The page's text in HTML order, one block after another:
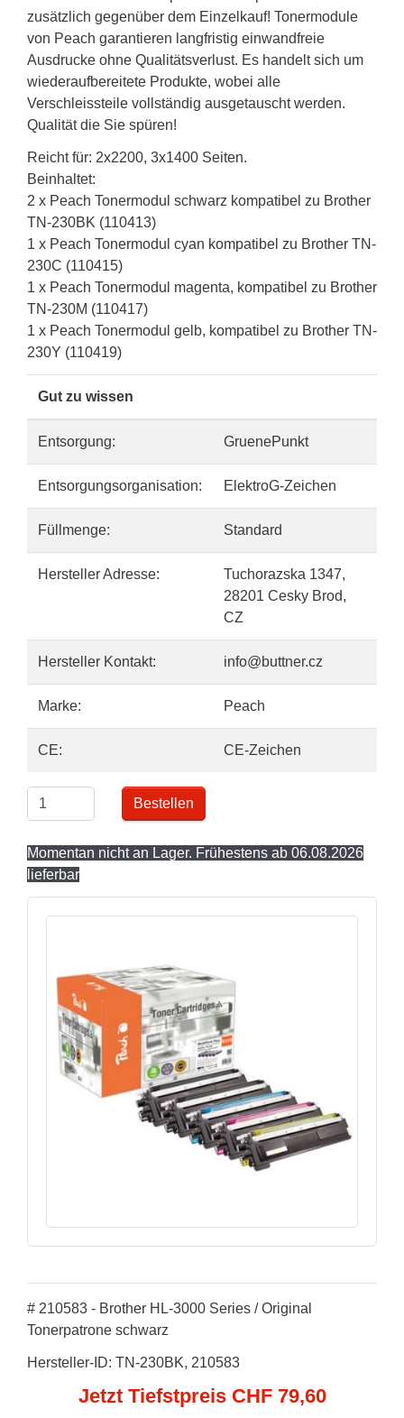
zusätzlich gegenüber dem Einzelkauf! Tonermodule
von Peach garantieren langfristig einwandfreie
Ausdrucke ohne Qualitätsverlust. Es handelt sich um
wiederaufbereitete Produkte, wobei alle
Verschleissteile vollständig ausgetauscht werden.
Qualität die Sie spüren!
Reicht für: 2x2200, 3x1400 Seiten.
Beinhaltet:
2 x Peach Tonermodul schwarz kompatibel zu Brother
TN-230BK (110413)
1 x Peach Tonermodul cyan kompatibel zu Brother TN-
230C (110415)
1 x Peach Tonermodul magenta, kompatibel zu Brother
TN-230M (110417)
1 x Peach Tonermodul gelb, kompatibel zu Brother TN-
230Y (110419)
Gut zu wissen
Entsorgung: GruenePunkt
Entsorgungsorganisation: ElektroG-Zeichen
Füllmenge: Standard
Hersteller Adresse:
Tuchorazska 1347,
28201 Cesky Brod,
CZ
Hersteller Kontakt: info@buttner.cz
Marke: Peach
CE: CE-Zeichen
Bestellen
Momentan nicht an Lager. Frühestens ab 06.08.2026
lieferbar
# 210583 - Brother HL-3000 Series / Original
Tonerpatrone schwarz
Hersteller-ID: TN-230BK, 210583
Jetzt Tiefstpreis CHF 79,60